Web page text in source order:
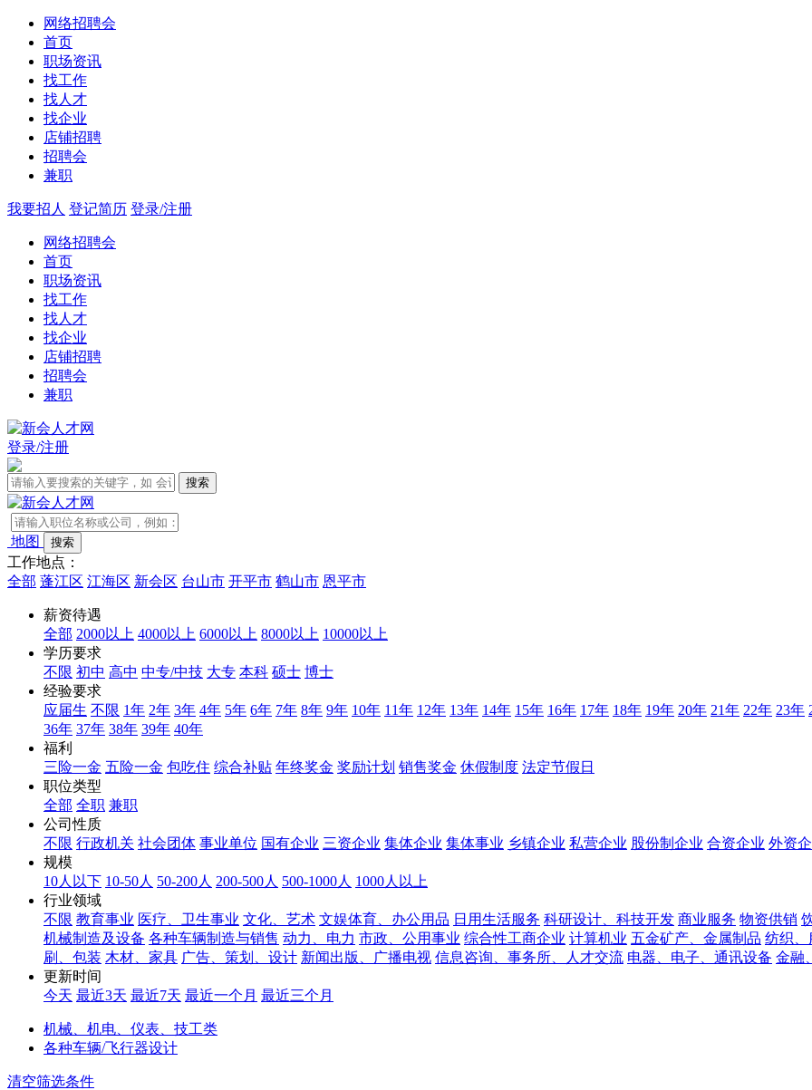
网络招聘会
首页
职场资讯
找工作
找人才
找企业
店铺招聘
招聘会
兼职
我要招人 登记简历 登录/注册
网络招聘会
首页
职场资讯
找工作
找人才
找企业
店铺招聘
招聘会
兼职
登录/注册
地图
工作地点：
全部 蓬江区 江海区 新会区 台山市 开平市 鹤山市 恩平市
薪资待遇
全部 2000以上 4000以上 6000以上 8000以上 10000以上
学历要求
不限 初中 高中 中专/中技 大专 本科 硕士 博士
经验要求
应届生 不限 1年 2年 3年 4年 5年 6年 7年 8年 9年 10年 11年 12年 13年 14年 15年 16年 17年 18年 19年 20年 21年 22年 23年
36年 37年 38年 39年 40年
福利
三险一金 五险一金 包吃住 综合补贴 年终奖金 奖励计划 销售奖金 休假制度 法定节假日
职位类型
全部 全职 兼职
公司性质
不限 行政机关 社会团体 事业单位 国有企业 三资企业 集体企业 集体事业 乡镇企业 私营企业 股份制企业 合资企业 外资
规模
10人以下 10-50人 50-200人 200-500人 500-1000人 1000人以上
行业领域
不限 教育事业 医疗、卫生事业 文化、艺术 文娱体育、办公用品 日用生活服务 科研设计、科技开发 商业服务 物资供销
机械制造及设备 各种车辆制造与销售 动力、电力 市政、公用事业 综合性工商企业 计算机业 五金矿产、金属制品 纺织、
刷、包装 木材、家具 广告、策划、设计 新闻出版、广播电视 信息咨询、事务所、人才交流 电器、电子、通讯设备 金融
更新时间
今天 最近3天 最近7天 最近一个月 最近三个月
机械、机电、仪表、技工类
各种车辆/飞行器设计
清空筛选条件